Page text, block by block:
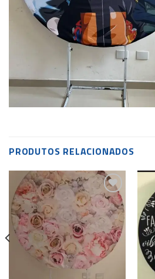
PRODUTOS RELACIONADOS
Add to
wishlist